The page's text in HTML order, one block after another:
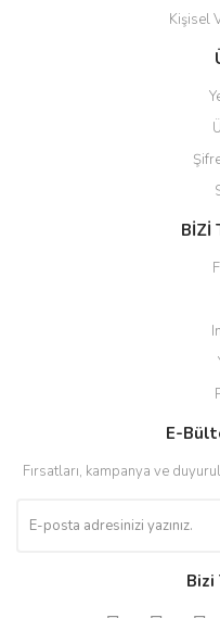
Kişisel
BİZİ
E-
Fırsatları, kampanya ve
Bizi